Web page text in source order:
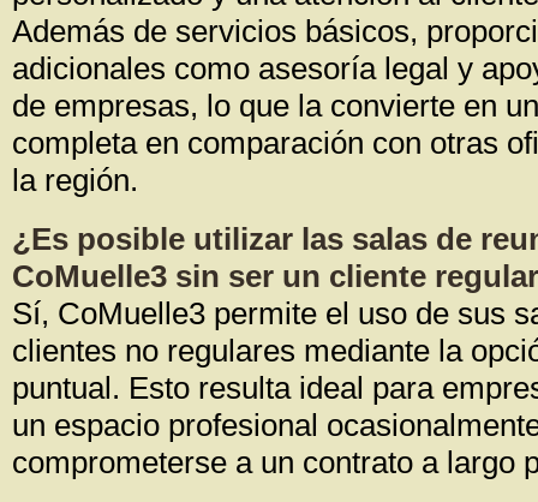
Además de servicios básicos,
adicionales como asesoría legal y
de empresas, lo que la convierte en
completa en comparación con otras
la región.
¿Es posible utilizar las salas de
CoMuelle3 sin ser un cliente
Sí, CoMuelle3 permite el uso de sus
clientes no regulares mediante la
puntual. Esto resulta ideal para
un espacio profesional
comprometerse a un contrato a largo